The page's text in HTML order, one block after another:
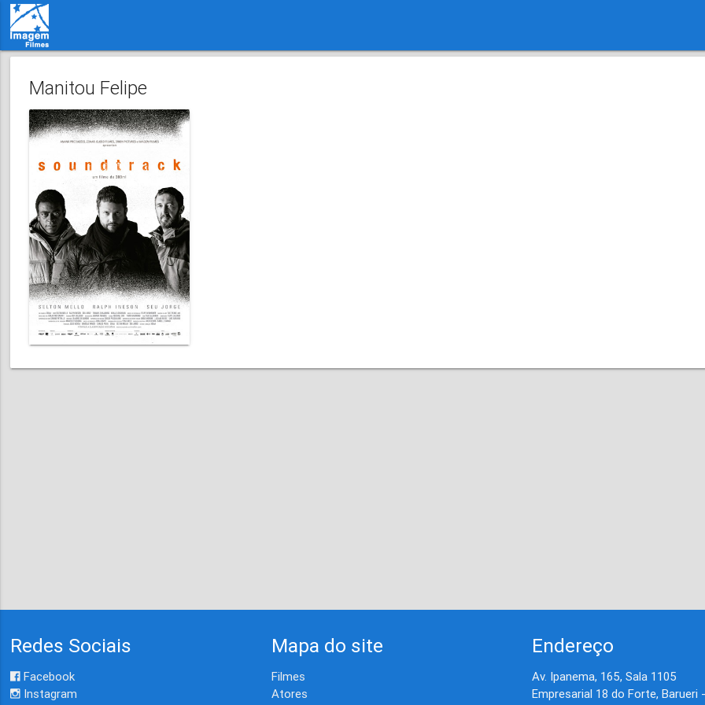
Manitou Felipe
Redes Sociais
Facebook
Instagram
Mapa do site
Filmes
Atores
Endereço
Av. Ipanema, 165, Sala 1105
Empresarial 18 do Forte, Barueri